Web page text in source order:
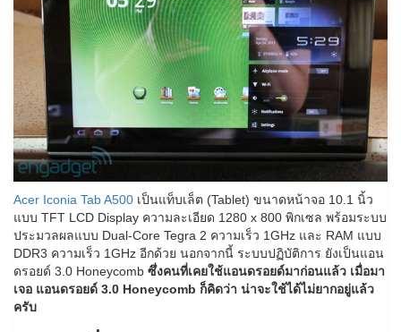
Acer Iconia Tab A500 เป็นแท็บเล็ต (Tablet) ขนาดหน้าจอ 10.1 นิ้ว
แบบ TFT LCD Display ความละเอียด 1280 x 800 พิกเซล พร้อมระบบ
ประมวลผลแบบ Dual-Core Tegra 2 ความเร็ว 1GHz และ RAM แบบ
DDR3 ความเร็ว 1GHz อีกด้วย นอกจากนี้ ระบบปฏิบัติการ ยังเป็นแอน
ดรอยด์ 3.0 Honeycomb ซึ่งคนที่เคยใช้แอนดรอยด์มาก่อนแล้ว เมื่อมา
เจอ แอนดรอยด์ 3.0 Honeycomb ก็คิดว่า น่าจะใช้ได้ไม่ยากอยู่แล้ว
ครับ